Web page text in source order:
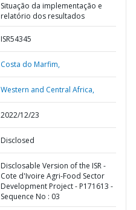
Situação da implementação e
relatório dos resultados
ISR54345
Costa do Marfim,
Western and Central Africa,
2022/12/23
Disclosed
Disclosable Version of the ISR -
Cote d'Ivoire Agri-Food Sector
Development Project - P171613 -
Sequence No : 03